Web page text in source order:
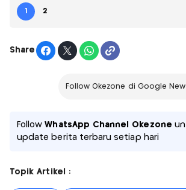
1 2
Share
Follow Okezone di Google
FollowWhatsApp Channel Okezone
update berita terbaru setiap hari
Topik Artikel :